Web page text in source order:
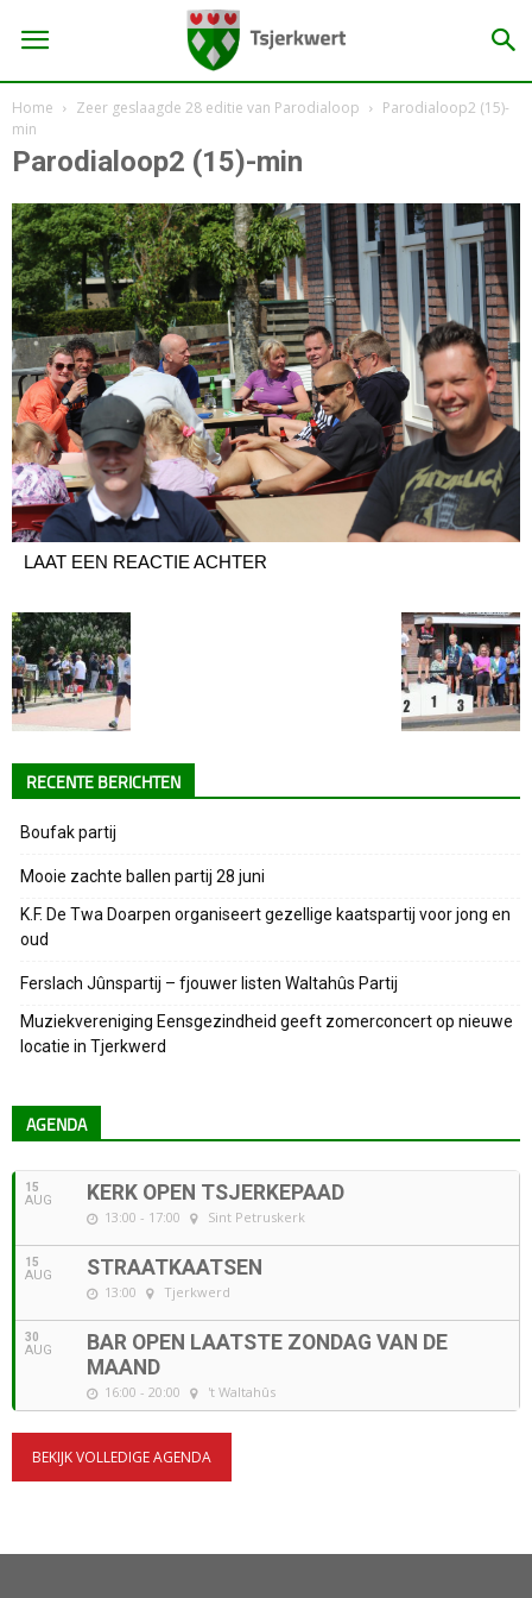
Home Zeer geslaagde 28 editie van Parodialoop
Parodialoop2 (15)-
min
Parodialoop2 (15)-min
LAAT EEN REACTIE ACHTER
RECENTE BERICHTEN
Boufak partij
Mooie zachte ballen partij 28 juni
K.F. De Twa Doarpen organiseert gezellige kaatspartij voor jong en
oud
Ferslach Jûnspartij – fjouwer listen Waltahûs Partij
Muziekvereniging Eensgezindheid geeft zomerconcert op nieuwe
locatie in Tjerkwerd
AGENDA
15
AUG KERK OPEN TSJERKEPAAD
13:00 - 17:00 Sint Petruskerk
15
AUG STRAATKAATSEN
13:00 Tjerkwerd
30
AUG
BAR OPEN LAATSTE ZONDAG VAN DE
MAAND
16:00 - 20:00 't Waltahûs
BEKIJK VOLLEDIGE AGENDA